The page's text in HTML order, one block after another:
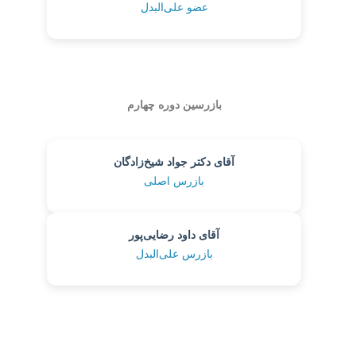
عضو علی‌البدل
بازرسین دوره چهارم
آقای دکتر جواد شیخ‌زادگان
بازرس اصلی
آقای داود رضایی‌پور
بازرس علی‌البدل